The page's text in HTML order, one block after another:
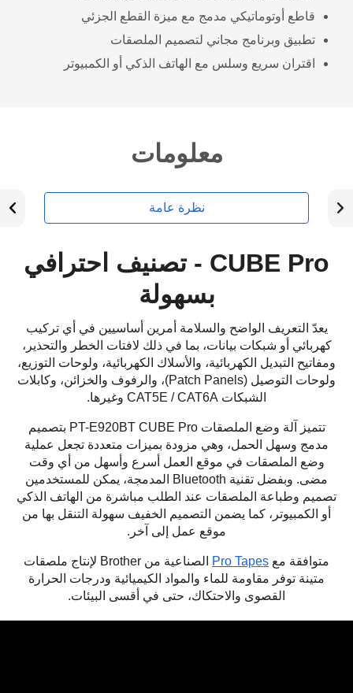
قاطع أوتوماتيكي مدمج مع ميزة القطع الجزئي
تطبيق وبرنامج مجاني لتصميم الملصقات
اقتران سريع وسلس مع الهاتف الذكي أو الكمبيوتر
معلومات
نظرة عامة
CUBE Pro - تصنيف احترافي
بسهولة
يعدّ التعريف الواضح والسلامة أمرين أساسيين في أي تركيب
كهربائي أو شبكات بيانات، بما في ذلك لافتات الخطر والتحذير،
التبديل الكهربائية، والأسلاك الكهربائية، ولوحات التوزيع،
ولوحات التوصيل (Patch Panels)، والرفوف والخزائن، وكابلات
الشبكات CAT5E / CAT6A وغيرها.
تتميز آلة وضع الملصقات PT-E920BT CUBE Pro بتصميم
مدمج وسهل الحمل، وهي مزودة بميزات متعددة تجعل عملية
وضع الملصقات في موقع العمل أسرع وأسهل من أي وقت
مضى. وبفضل تقنية Bluetooth المدمجة، يمكن للمستخدمين
وطباعة الملصقات عند الطلب مباشرة من الهاتف الذكي
أو الكمبيوتر، كما يضمن التصميم الخفيف سهولة التنقل بها من
موقع عمل إلى آخر.
متوافقة معPro Tapes
الصناعية من Brother لإنتاج ملصقات
متينة توفر مقاومة للماء والمواد الكيميائية ودرجات الحرارة
القصوى والاحتكاك، حتى في أقسى البيئات.